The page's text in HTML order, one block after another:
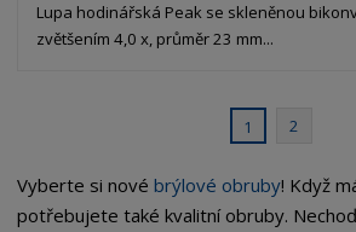
Lupa hodinářská Peak se skleněnou
zvětšením 4,0 x, průměr 23 mm...
1 2
Vyberte si novébrýlové obruby! Když
potřebujete také kvalitní obruby.